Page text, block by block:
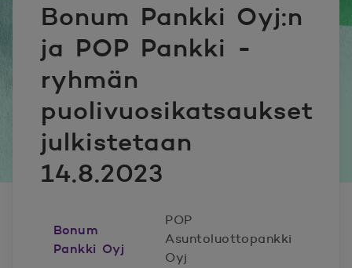
Bonum Pankki Oyj:n
ja POP Pankki -
ryhmän
puolivuosikatsaukset
julkistetaan
14.8.2023
Bonum
Pankki Oyj
POP
Asuntoluottopankki
Oyj